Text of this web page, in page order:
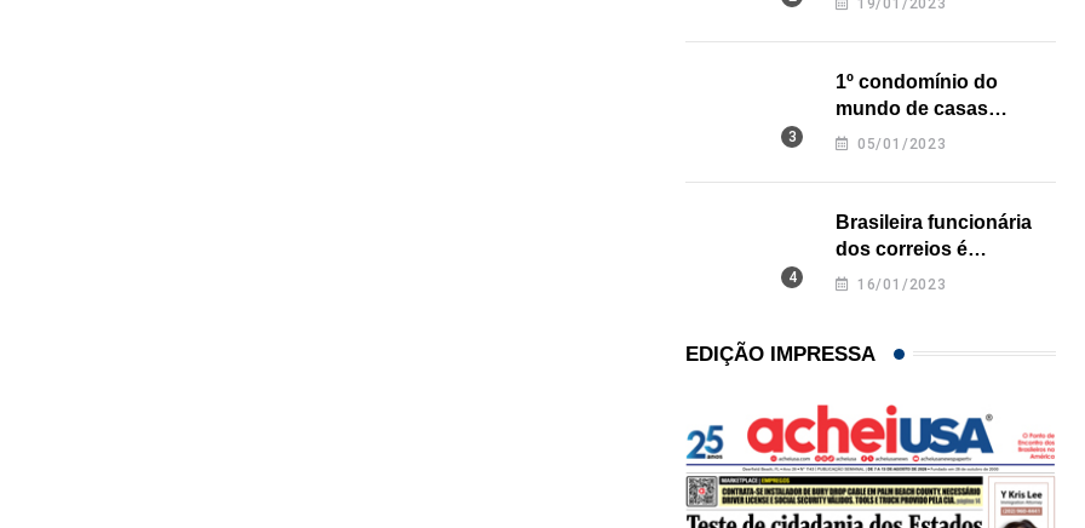
19/01/2023
1º condomínio do
mundo de casas
impressas em 3D é
05/01/2023
Brasileira funcionária
dos correios é
assassinada a facadas
16/01/2023
EDIÇÃO IMPRESSA